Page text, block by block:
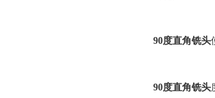
90度直角铣头
90度直角铣头